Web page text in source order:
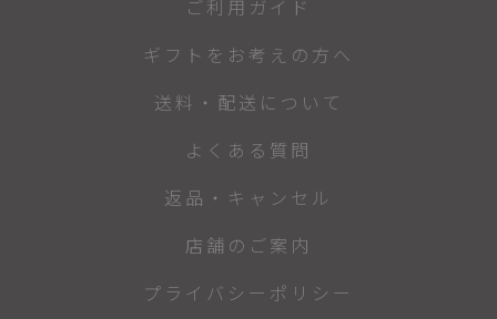
ご利用ガイド
ギフトをお考えの方へ
送料・配送について
よくある質問
返品・キャンセル
店舗のご案内
プライバシーポリシー